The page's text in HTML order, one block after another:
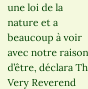
une loi de la
nature et a
beaucoup à voir
avec notre raison
d’être, déclara
Very Reverend